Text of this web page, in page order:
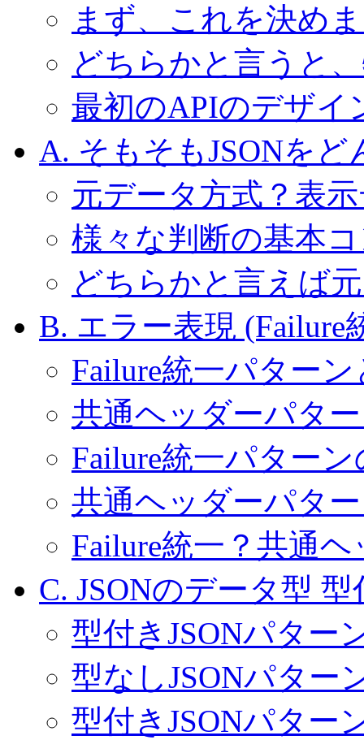
まず、これを決め
どちらかと言うと
最初のAPIのデザイ
A. そもそもJSONを
元データ方式？表
様々な判断の基本
どちらかと言えば
B. エラー表現 (Failure
Failure統一パター
共通ヘッダーパタ
Failure統一パター
共通ヘッダーパタ
Failure統一？共通
C. JSONのデータ型 型
型付きJSONパター
型なしJSONパター
型付きJSONパター